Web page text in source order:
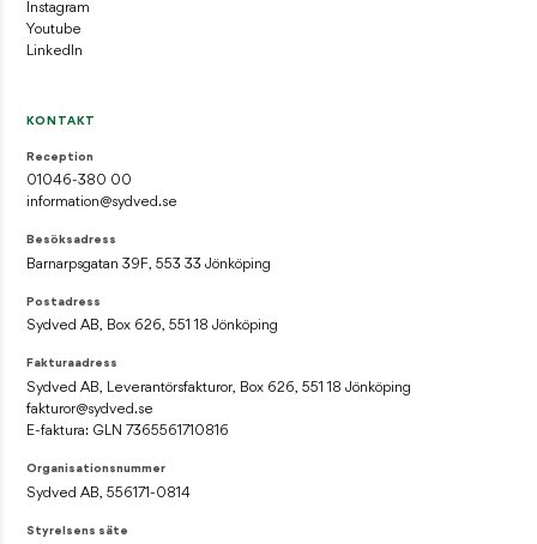
Instagram
Youtube
LinkedIn
KONTAKT
Reception
01046-380 00
information@sydved.se
Besöksadress
Barnarpsgatan 39F, 553 33 Jönköping
Postadress
Sydved AB, Box 626, 551 18 Jönköping
Fakturaadress
Sydved AB, Leverantörsfakturor, Box 626, 551 18 Jönköping
fakturor@sydved.se
E-faktura: GLN 7365561710816
Organisationsnummer
Sydved AB, 556171-0814
Styrelsens säte